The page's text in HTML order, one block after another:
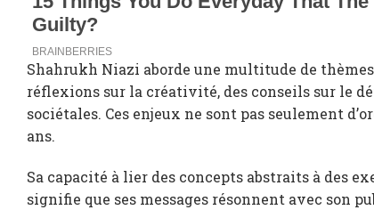
Shahrukh Niazi aborde une multitude de
réflexions sur la créativité, des conseils sur le
sociétales. Ces enjeux ne sont pas seulement
ans.
Sa capacité à lier des concepts abstraits à des
signifie que ses messages résonnent avec son